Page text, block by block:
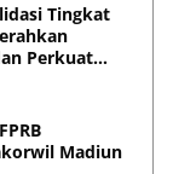
Tingkat
Perkuat
Madiun